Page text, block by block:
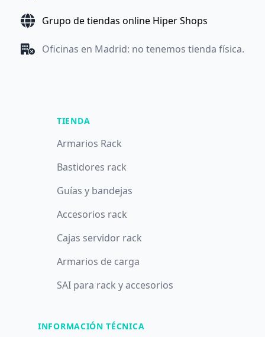
Grupo de tiendas online Hiper Shops
Oficinas en Madrid: no tenemos tienda física.
TIENDA
Armarios Rack
Bastidores rack
Guías y bandejas
Accesorios rack
Cajas servidor rack
Armarios de carga
SAI para rack y accesorios
INFORMACIÓN TÉCNICA